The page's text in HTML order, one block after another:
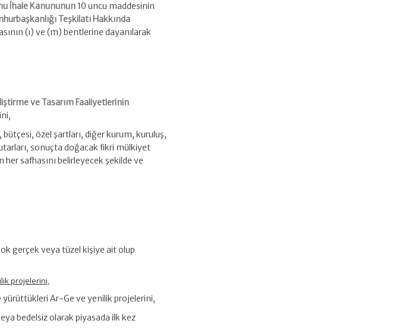
İhale Kanununun 10 uncu maddesinin
Teşkilatı Hakkında
(ı) ve (m) bentlerine dayanılarak
ve Tasarım Faaliyetlerinin
özel şartları, diğer kurum, kuruluş,
sonuçta doğacak fikri mülkiyet
safhasını belirleyecek şekilde ve
gerçek veya tüzel kişiye ait olup
projelerini,
yürüttükleri Ar-Ge ve yenilik projelerini,
bedelsiz olarak piyasada ilk kez